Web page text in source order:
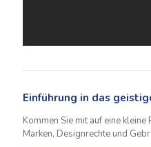
Einführung in das
Kommen Sie mit auf eine
Marken, Designrechte und